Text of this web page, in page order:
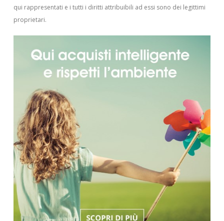
qui rappresentati e i tutti i diritti attribuibili ad essi sono dei legittimi
proprietari.